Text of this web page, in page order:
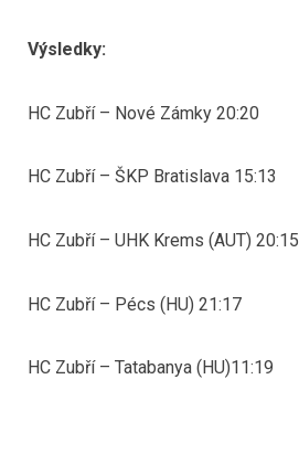
Výsledky:
HC Zubří – Nové Zámky 20:20
HC Zubří – ŠKP Bratislava 15:13
HC Zubří – UHK Krems (AUT) 20:15
HC Zubří – Pécs (HU) 21:17
HC Zubří – Tatabanya (HU)11:19